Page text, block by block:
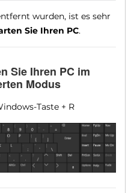
wurden, ist es sehr
Sie Ihren PC.
Sie Ihren PC im
Modus
Taste + R